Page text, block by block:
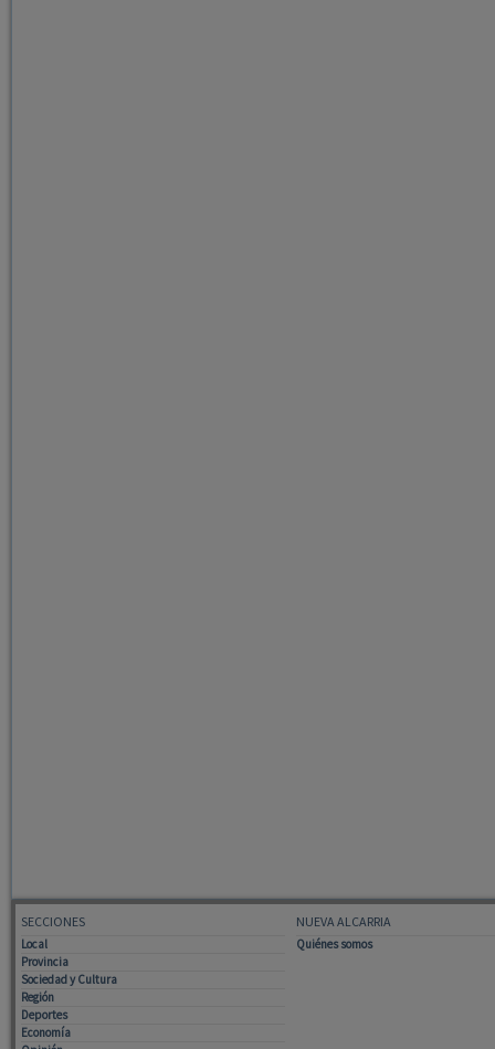
SECCIONES
Local
Provincia
Sociedad y Cultura
Región
Deportes
Economía
NUEVA ALCARRIA
Quiénes somos